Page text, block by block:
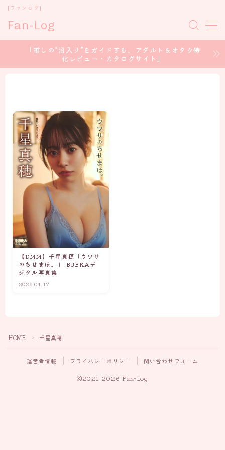
Fan-Log
[ファンログ]
ホーム
コスプレイヤー
アイドル/グラドル
声優 / voice Actor
CONTENT CREATOR
「推しの“沼入り”をガイドする、アダルト＆オタク特
化レビュー・カタログサイト」
【DMM】千星真穂「ウワサ
のちせまほ。」 BUBKAデ
ジタル写真集
2026.04.17
HOME ＞ 千星真穂
運営者情報 プライバシーポリシー 問い合わせフォーム
2021–2026 Fan-Log